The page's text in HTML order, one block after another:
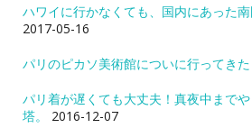
ハワイに行かなくても、国内にあった南
2017-05-16
パリのピカソ美術館についに行ってきた
パリ着が遅くても大丈夫！真夜中まで
塔。
2016-12-07